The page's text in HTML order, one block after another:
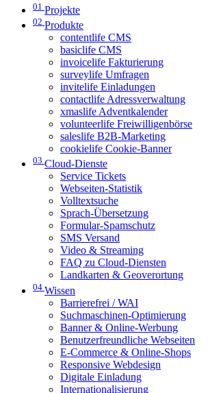
01 Projekte
02 Produkte
contentlife CMS
basiclife CMS
invoicelife Fakturierung
surveylife Umfragen
invitelife Einladungen
contactlife Adressverwaltung
xmaslife Adventkalender
volunteerlife Freiwilligenbörse
saleslife B2B-Marketing
cookielife Cookie-Banner
03 Cloud-Dienste
Service Tickets
Webseiten-Statistik
Volltextsuche
Sprach-Übersetzung
Formular-Spamschutz
SMS Versand
Video & Streaming
FAQ zu Cloud-Diensten
Landkarten & Geoverortung
04 Wissen
Barrierefrei / WAI
Suchmaschinen-Optimierung
Banner & Online-Werbung
Benutzerfreundliche Webseiten
E-Commerce & Online-Shops
Responsive Webdesign
Digitale Einladung
Internationalisierung